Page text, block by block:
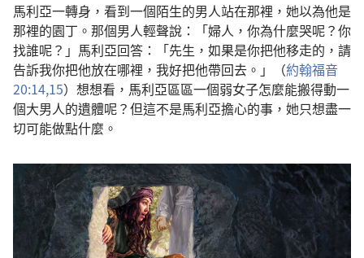
馬利亞一轉身，看到一個陌生的男人站在那裡，她以為他是
那裡的園丁。那個男人輕聲說：「婦人，你為什麼哭呢？你
找誰呢？」馬利亞回答：「先生，如果是你把他移走的，請
告訴我你把他放在哪裡，我好把他帶回去。」（約翰福音
20:14,15）想想看，馬利亞區區一個弱女子怎麼能搬得動一
個大男人的遺體呢？但這不是馬利亞擔心的事，她只想盡一
切可能做點什麼。